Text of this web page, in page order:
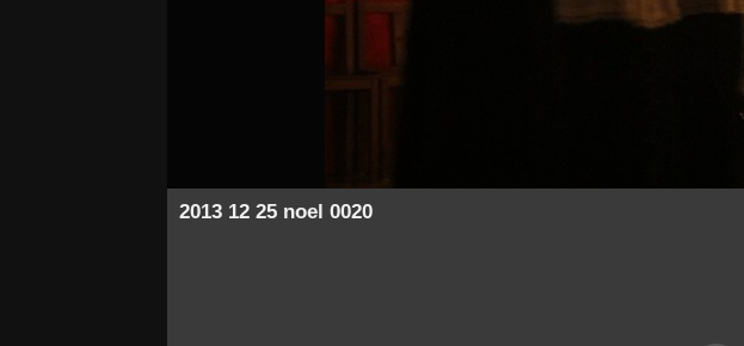
2013 12 25 noel 0020